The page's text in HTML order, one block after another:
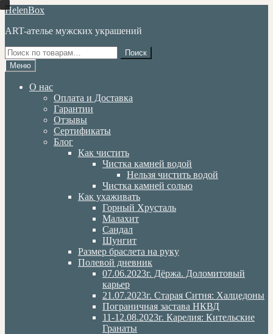
Перейти
навигации
Перейти
содержимому
HelenBox
ART-ателье мужских украшений
Искать:
Поиск
Меню
О нас
Оплата и Доставка
Гарантии
Отзывы
Сертификаты
Блог
Как чистить
Чистка камней водой
Нельзя чистить водой
Чистка камней солью
Как ухаживать
Горный Хрусталь
Малахит
Сандал
Шунгит
Размер браслета на руку
Полевой дневник
07.06.2023г. Дёржа. Доломитовый
карьер
21.07.2023г. Старая Ситня: Халцедоны
Пограничная застава НКВД
11-12.08.2023г. Карелия: Кительские
Гранаты